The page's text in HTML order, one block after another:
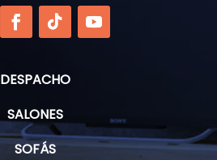
DESPACHO
SALONES
SOFÁS